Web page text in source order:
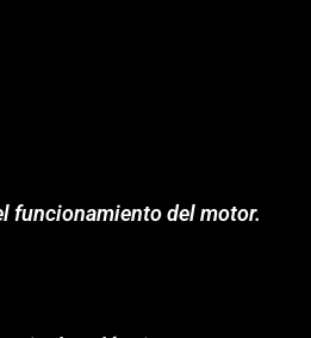
funcionamiento del motor.